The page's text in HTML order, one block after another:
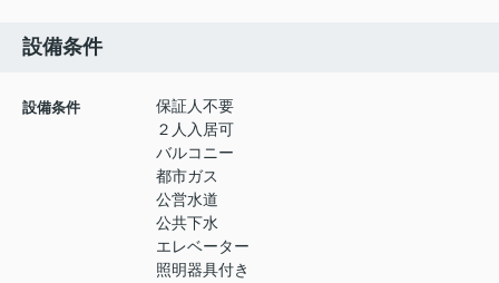
設備条件
設備条件
保証人不要
２人入居可
バルコニー
都市ガス
公営水道
公共下水
エレベーター
照明器具付き